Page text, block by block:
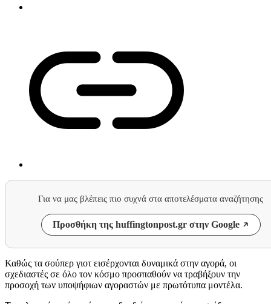
Για να μας βλέπεις πιο συχνά στα αποτελέσματα αναζήτησης
Προσθήκη της huffingtonpost.gr στην Google
Καθώς τα σούπερ γιοτ εισέρχονται δυναμικά στην αγορά, οι
σχεδιαστές σε όλο τον κόσμο προσπαθούν να τραβήξουν την
προσοχή των υποψήφιων αγοραστών με πρωτότυπα μοντέλα.